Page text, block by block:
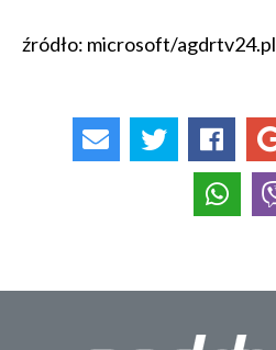
źródło: microsoft/agdrtv24.pl